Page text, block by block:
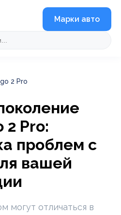
Марки авто
2 Pro
2 Pro:
проблем с
вашей
могут отличаться в